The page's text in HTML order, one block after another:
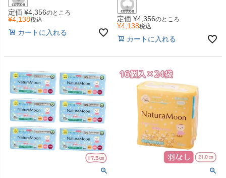
定価 ¥4,356のところ
¥4,138税込
カートに入れる
定価 ¥4,356のところ
¥4,138税込
カートに入れる